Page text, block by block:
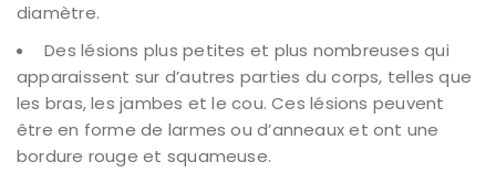
diamètre.
Des lésions plus petites et plus nombreuses qui
apparaissent sur d’autres parties du corps, telles que
les bras, les jambes et le cou. Ces lésions peuvent
être en forme de larmes ou d’anneaux et ont une
bordure rouge et squameuse.